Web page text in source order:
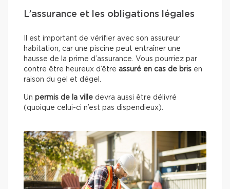
L’assurance et les obligations légales
Il est important de vérifier avec son assureur
habitation, car une piscine peut entraîner une
hausse de la prime d’assurance. Vous pourriez par
contre être heureux d’être assuré en cas de bris en
raison du gel et dégel.
Un permis de la ville devra aussi être délivré
(quoique celui-ci n’est pas dispendieux).